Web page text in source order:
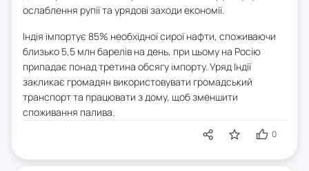
ослаблення рупії та урядові заходи економії.
Індія імпортує 85% необхідної сирої нафти, споживаючи
близько 5,5 млн барелів на день, при цьому на Росію
припадає понад третина обсягу імпорту. Уряд Індії
закликає громадян використовувати громадський
транспорт та працювати з дому, щоб зменшити
споживання палива.
0